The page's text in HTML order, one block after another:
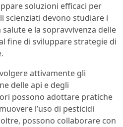
soluzioni efficaci per
scienziati devono studiare i
e la sopravvivenza delle
fine di sviluppare strategie di
attivamente gli
delle api e degli
possono adottare pratiche
l’uso di pesticidi
possono collaborare con